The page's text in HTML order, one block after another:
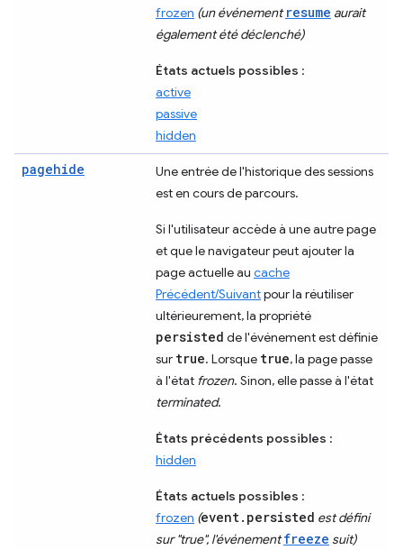
frozen (un événementresume aurait
également été déclenché)
États actuels possibles :
active
passive
hidden
pagehide
Une entrée de l'historique des sessions
est en cours de parcours.
Si l'utilisateur accède à une autre page
et que le navigateur peut ajouter la
page actuelle au cache
Précédent/Suivantpour la réutiliser
ultérieurement, la propriété
persisted de l'événement est définie
sur true. Lorsque true, la page passe
à l'état frozen. Sinon, elle passe à l'état
terminated.
États précédents possibles :
hidden
États actuels possibles :
frozen (event.persisted est défini
sur "true", l'événementfreeze suit)